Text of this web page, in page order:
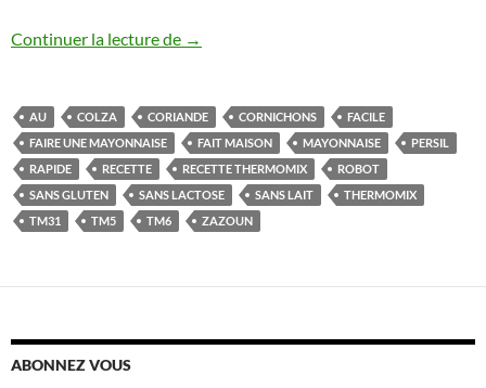
Continuer la lecture de Mayonnaise aromatisée aux herbes au
→
AU COLZA CORIANDE CORNICHONS
FACILE
FAIRE UNE MAYONNAISE
FAIT MAISON MAYONNAISE
PERSIL
RAPIDE
RECETTE RECETTE THERMOMIX
ROBOT
SANS GLUTEN
SANS LACTOSE SANS LAIT
THERMOMIX
TM31
TM5 TM6 ZAZOUN
ABONNEZ VOUS